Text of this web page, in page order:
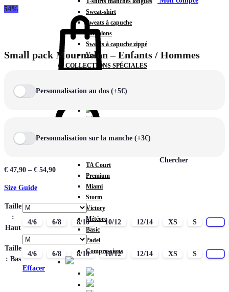
Sweat-shirt
Sweats à capuche
Pantalons
Sweats à capuche zippé
Vestes
COLLECTIONS SPÉCIALES
TA Court
Premium
Miami
Storm
Victory
Météore
Basic
Padel
Compressions
Chercher
54%
Small pack Mourmelon – Enfants / Hommes
Personnalisation au dos (+5€)
Personnalisation sur la manche (+3€)
€ 47,90 – € 54,90
Size Guide
Taille
:
Haut
4/6 6/8 8/10 10/12 12/14 XS S
Taille
: Bas
4/6 6/8 8/10 10/12 12/14 XS S
Effacer